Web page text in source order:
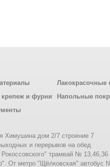
Лакокрасочные
и фурнитураНапольные
Химушина дом 2/7 строение 7
и перерывов на обед
трамвай № 13,46,36
От метро "Щёлковская" автобус